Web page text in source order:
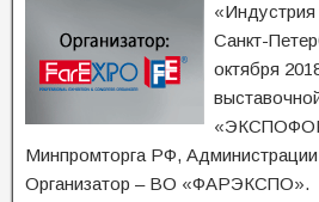
Санкт-
октября
Минпромторга РФ, Администрации
Организатор – ВО «ФАРЭКСПО».